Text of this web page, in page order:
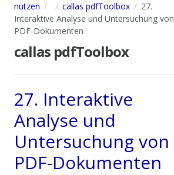
nutzen
callas pdfToolbox
27.
Interaktive Analyse und Untersuchung von
PDF-Dokumenten
callas pdfToolbox
27. Interaktive
Analyse und
Untersuchung von
PDF-Dokumenten